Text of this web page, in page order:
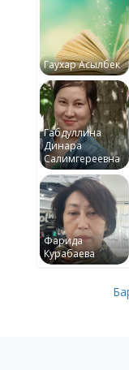
Гаухар Асылбек
Габдуллина
Динара
Салимгереевна
Фарида
Курабаева